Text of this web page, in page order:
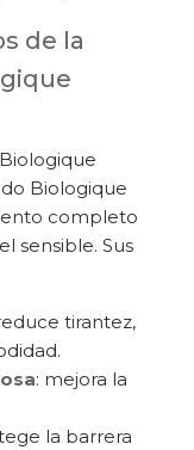
de la
Biologique
completo
sensible. Sus
tirantez,
: mejora la
la barrera